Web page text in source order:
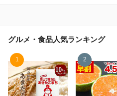
グルメ・食品人気ランキング
1 2